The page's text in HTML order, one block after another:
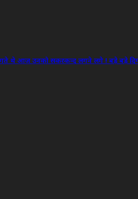
थे आज उनको सकरकन्द लगने लगे ! बड़े बड़े